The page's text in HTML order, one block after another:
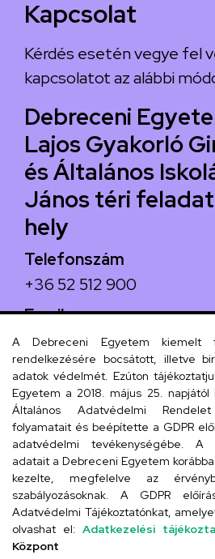
Kapcsolat
Kérdés esetén vegye fel
kapcsolatot az alábbi
Debreceni
Lajos Gyakorló
és Általános
János téri
hely
Telefonszám
+36 52 512 900
Email
arany.titkarsag@arany-
Cím
4026 Debrecen, Arany
Szervezeti
UD telefonkönyv
A Debreceni Egyetem kiemelt
rendelkezésére bocsátott, illetve
adatok védelmét. Ezúton
Egyetem a 2018. május 25. napjától
Általános Adatvédelmi
folyamatait és beépítette a GDPR
adatvédelmi tevékenységébe. A
adatait a Debreceni Egyetem
kezelte, megfelelve az
szabályozásoknak. A GDPR
Adatvédelmi Tájékoztatónkat,
olvashat el: Adatkezelési
Központ